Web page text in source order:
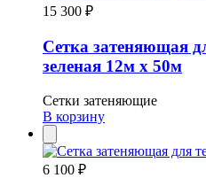
15 300 ₽
Сетка затеняющая
зеленая 12м х 50м
Сетки затеняющие
В корзину
6 100 ₽